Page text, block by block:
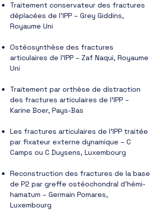
Traitement conservateur des fractures
déplacées de l’IPP – Grey Giddins,
Royaume Uni
Ostéosynthèse des fractures
articulaires de l’IPP – Zaf Naqui, Royaume
Uni
Traitement par orthèse de distraction
des fractures articulaires de l’IPP –
Karine Boer, Pays-Bas
Les fractures articulaires de l’IPP traitée
par fixateur externe dynamique – C
Camps ou C Duysens, Luxembourg
Reconstruction des fractures de la base
de P2 par greffe ostéochondral d’hémi-
hamatum – Germain Pomares,
Luxembourg